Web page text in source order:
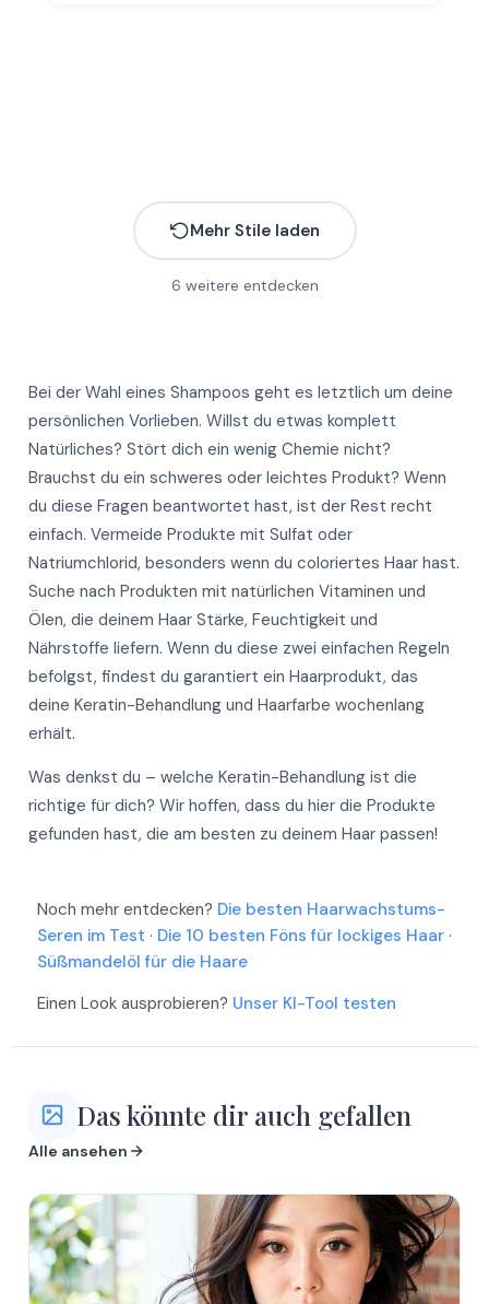
Mehr
Mehr
Mehr
Mehr
Mehr
Mehr Stile laden
6 weitere entdecken
Bei der Wahl eines Shampoos geht es letztlich um deine
persönlichen Vorlieben. Willst du etwas komplett
Natürliches? Stört dich ein wenig Chemie nicht?
Brauchst du ein schweres oder leichtes Produkt? Wenn
du diese Fragen beantwortet hast, ist der Rest recht
einfach. Vermeide Produkte mit Sulfat oder
Natriumchlorid, besonders wenn du coloriertes Haar hast.
Suche nach Produkten mit natürlichen Vitaminen und
Ölen, die deinem Haar Stärke, Feuchtigkeit und
Nährstoffe liefern. Wenn du diese zwei einfachen Regeln
befolgst, findest du garantiert ein Haarprodukt, das
deine Keratin-Behandlung und Haarfarbe wochenlang
erhält.
Was denkst du – welche Keratin-Behandlung ist die
richtige für dich? Wir hoffen, dass du hier die Produkte
gefunden hast, die am besten zu deinem Haar passen!
Noch mehr entdecken? Die besten Haarwachstums-
Seren im Test · Die 10 besten Föns für lockiges Haar ·
Süßmandelöl für die Haare
Einen Look ausprobieren? Unser KI-Tool testen
Das könnte dir auch gefallen
Alle ansehen